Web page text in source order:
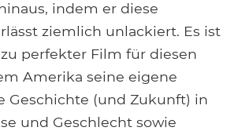
indem er diese
ziemlich unlackiert. Es ist
perfekter Film für diesen
Amerika seine eigene
Geschichte (und Zukunft) in
und Geschlecht sowie